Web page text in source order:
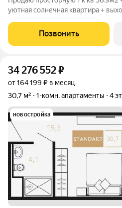
уютная солнечная квартира +
объединения или использовать
вместительных шкафа-купе
Позвонить
34 276 552₽
от 164 199 ₽ в месяц
30,7 м²
1-комн. апартаменты 4
новостройка